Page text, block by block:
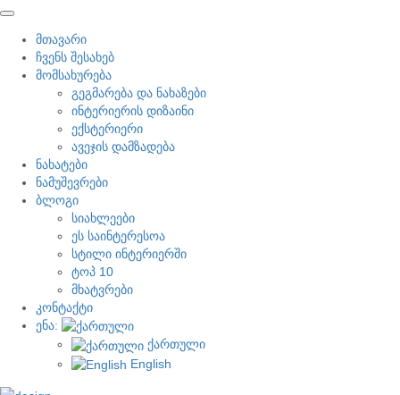
მთავარი
ჩვენს შესახებ
მომსახურება
გეგმარება და ნახაზები
ინტერიერის დიზაინი
ექსტერიერი
ავეჯის დამზადება
ნახატები
ნამუშევრები
ბლოგი
სიახლეები
ეს საინტერესოა
სტილი ინტერიერში
ტოპ 10
მხატვრები
კონტაქტი
ენა:
ქართული
English